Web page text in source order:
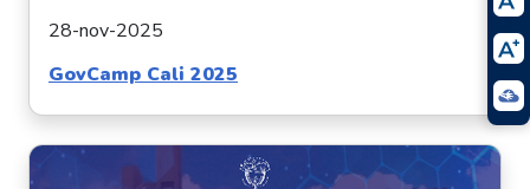
28-nov-2025
GovCamp Cali 2025